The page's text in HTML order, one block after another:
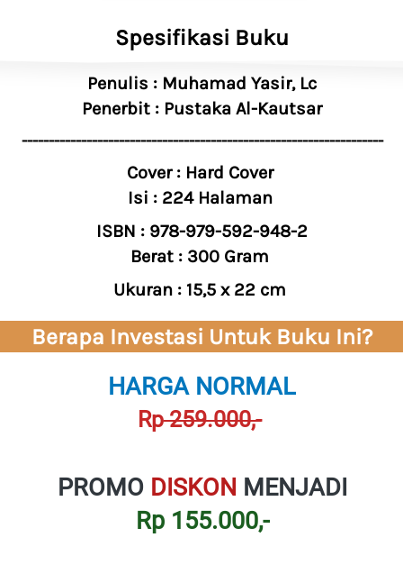
Spesifikasi Buku
Penulis : Muhamad Yasir, Lc
Penerbit : Pustaka Al-Kautsar
-------------------------------------------------------------------
Cover : Hard Cover
Isi : 224 Halaman
ISBN : 978-979-592-948-2
Berat : 300 Gram
Ukuran : 15,5 x 22 cm
Berapa Investasi Untuk Buku Ini?
HARGA NORMAL
Rp 259.000,-
PROMO DISKON MENJADI
Rp 155.000,-